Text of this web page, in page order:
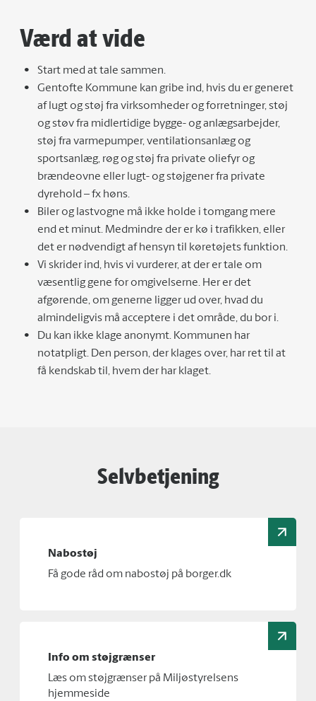
Værd at vide
Start med at tale sammen.
Gentofte Kommune kan gribe ind, hvis du er generet
af lugt og støj fra virksomheder og forretninger, støj
og støv fra midlertidige bygge- og anlægsarbejder,
støj fra varmepumper, ventilationsanlæg og
sportsanlæg, røg og støj fra private oliefyr og
brændeovne eller lugt- og støjgener fra private
dyrehold – fx høns.
Biler og lastvogne må ikke holde i tomgang mere
end et minut. Medmindre der er kø i trafikken, eller
det er nødvendigt af hensyn til køretøjets funktion.
Vi skrider ind, hvis vi vurderer, at der er tale om
væsentlig gene for omgivelserne. Her er det
afgørende, om generne ligger ud over, hvad du
almindeligvis må acceptere i det område, du bor i.
Du kan ikke klage anonymt. Kommunen har
notatpligt. Den person, der klages over, har ret til at
få kendskab til, hvem der har klaget.
Selvbetjening
Nabostøj
Få gode råd om nabostøj på borger.dk
Info om støjgrænser
Læs om støjgrænser på Miljøstyrelsens
hjemmeside